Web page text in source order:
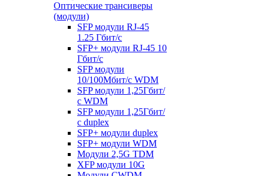
Оптические трансиверы
(модули)
SFP модули RJ-45
1.25 Гбит/c
SFP+ модули RJ-45 10
Гбит/c
SFP модули
10/100Мбит/с WDM
SFP модули 1,25Гбит/
с WDM
SFP модули 1,25Гбит/
с duplex
SFP+ модули duplex
SFP+ модули WDM
Модули 2,5G TDM
XFP модули 10G